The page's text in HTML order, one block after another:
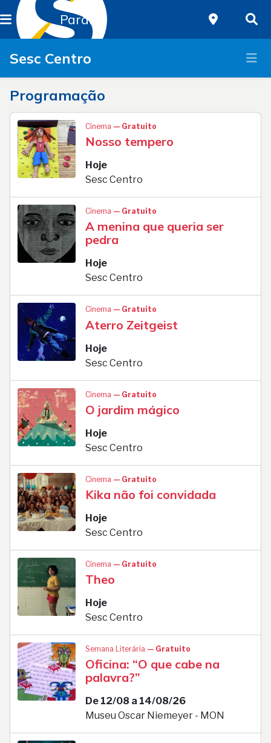
Paraná
Sesc Centro
Programação
Cinema — Gratuito
Nosso tempero
Hoje
Sesc Centro
Cinema — Gratuito
A menina que queria ser
pedra
Hoje
Sesc Centro
Cinema — Gratuito
Aterro Zeitgeist
Hoje
Sesc Centro
Cinema — Gratuito
O jardim mágico
Hoje
Sesc Centro
Cinema — Gratuito
Kika não foi convidada
Hoje
Sesc Centro
Cinema — Gratuito
Theo
Hoje
Sesc Centro
Semana Literária — Gratuito
Oficina: “O que cabe na
palavra?”
De 12/08 a 14/08/26
Museu Oscar Niemeyer - MON